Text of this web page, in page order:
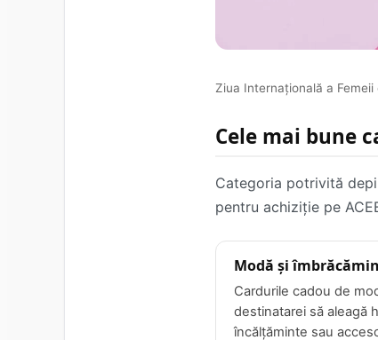
Ziua Internațională a
Cele mai bune
Categoria potrivită
pentru achiziție pe
Modă și
Cardurile cadou de
destinatarei să aleagă
încălțăminte sau